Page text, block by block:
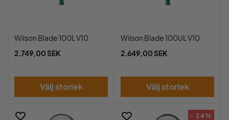
Wilson Blade 100L V10
2.749,00 SEK
Välj storlek
Wilson Blade 100UL V10
2.649,00 SEK
Välj storlek
- 24%